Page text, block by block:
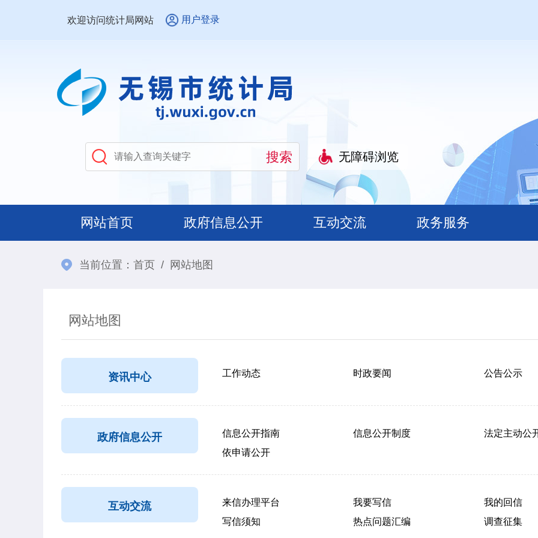
欢迎访问统计局网站 用户登录
无障碍浏览
网站首页 政府信息公开 互动交流 政务服务
当前位置： 首页 / 网站地图
网站地图
资讯中心 工作动态 时政要闻 公告公示
政府信息公开 信息公开指南 信息公开制度
法定主动公
依申请公开
互动交流 来信办理平台 我要写信
我的回信
写信须知
热点问题汇编 调查征集